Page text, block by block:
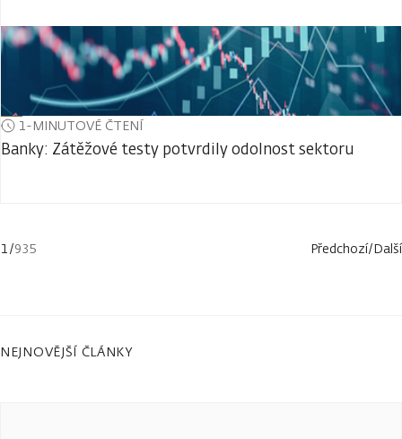
1-MINUTOVÉ ČTENÍ
Banky: Zátěžové testy potvrdily odolnost sektoru
1/935 Předchozí/Další
NEJNOVĚJŠÍ ČLÁNKY